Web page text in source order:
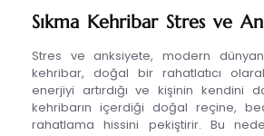
Sıkma Kehribar Stres ve
Stres ve anksiyete, modern
kehribar, doğal bir rahatlatıcı
enerjiyi artırdığı ve kişinin kendini
kehribarın içerdiği doğal reçine,
rahatlama hissini pekiştirir. Bu